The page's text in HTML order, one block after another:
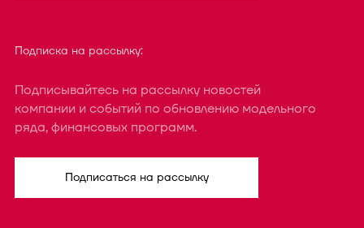
Подписка на рассылку:
Подписывайтесь на рассылку новостей
компании и событий по обновлению модельного
ряда, финансовых программ.
Подписаться на рассылку